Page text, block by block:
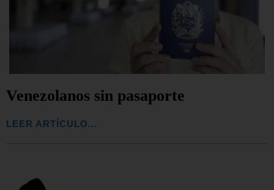
Venezolanos sin pasaporte
LEER ARTÍCULO...